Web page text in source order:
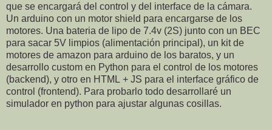
que se encargará del control y del interface de la cámara.
Un arduino con un motor shield para encargarse de los
motores. Una bateria de lipo de 7.4v (2S) junto con un BEC
para sacar 5V limpios (alimentación principal), un kit de
motores de amazon para arduino de los baratos, y un
desarrollo custom en Python para el control de los motores
(backend), y otro en HTML + JS para el interface gráfico de
control (frontend). Para probarlo todo desarrollaré un
simulador en python para ajustar algunas cosillas.